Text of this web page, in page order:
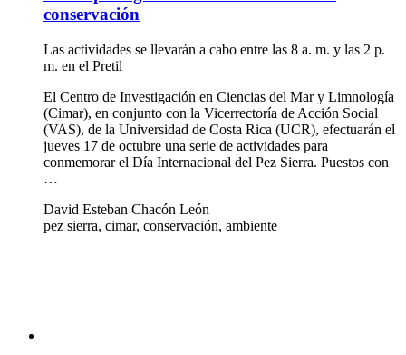
conservación
Las actividades se llevarán a cabo entre las 8 a. m. y las 2 p.
m. en el Pretil
El Centro de Investigación en Ciencias del Mar y Limnología
(Cimar), en conjunto con la Vicerrectoría de Acción Social
(VAS), de la Universidad de Costa Rica (UCR), efectuarán el
jueves 17 de octubre una serie de actividades para
conmemorar el Día Internacional del Pez Sierra. Puestos con
…
David Esteban Chacón León
pez sierra, cimar, conservación, ambiente